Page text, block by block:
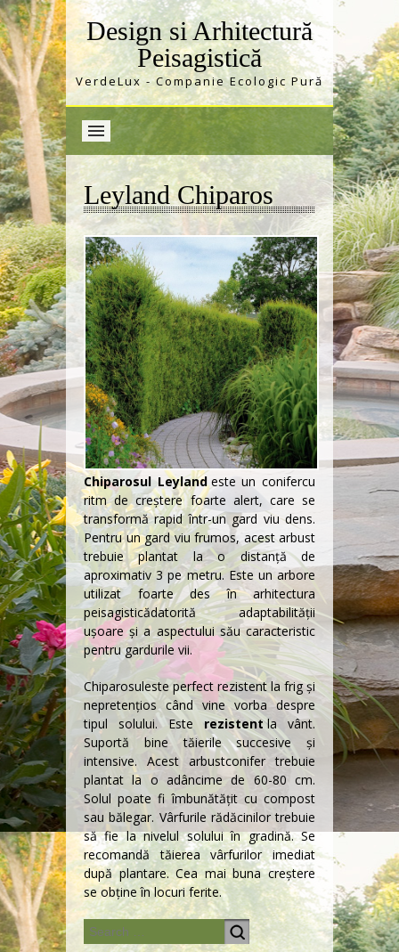
Design si Arhitectură
Peisagistică
VerdeLux - Companie Ecologic Pură
Leyland Chiparos
Chiparosul Leyland este unconifercu
ritm de creștere foarte alert, care se
transformă rapid într-un gard viu dens.
Pentru un gard viu frumos, acest arbust
trebuie plantat la o distanţă de
aproximativ 3 pe metru. Este un arbore
utilizat foarte des înarhitectura
peisagisticădatorită adaptabilității
uşoare şi a aspectului său caracteristic
pentrugardurile vii.
Chiparosuleste perfect rezistent la frig şi
nepretențios când vine vorba despre
tipul solului. Este rezistent la vânt.
Suportă bine tăierile succesive şi
intensive. Acest arbustconifer trebuie
plantat la o adâncime de 60-80 cm.
Solul poate fi îmbunătăţit cu compost
sau bălegar. Vârfurile rădăcinilor trebuie
să fie la nivelul solului în gradină. Se
recomandă tăierea vârfurilor imediat
după plantare. Cea mai buna creștere
se obține în locuri ferite.